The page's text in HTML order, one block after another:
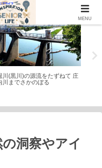
歩
川(黒川)の源流をたずねて 庄
川までさかのぼる
洞察やアイ
MENU